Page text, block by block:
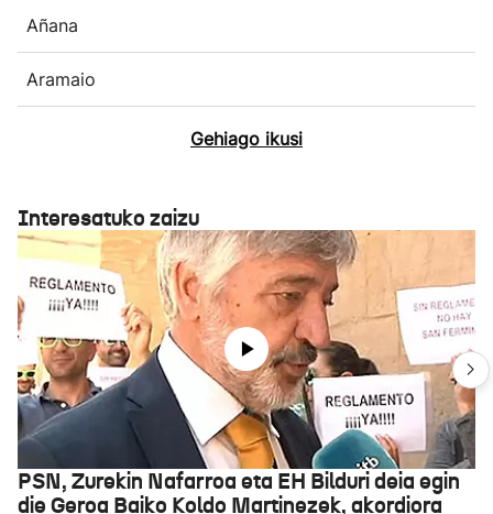
Añana
Aramaio
Gehiago ikusi
Interesatuko zaizu
PSN, Zurekin Nafarroa eta EH Bilduri deia egin
die Geroa Baiko Koldo Martinezek, akordiora